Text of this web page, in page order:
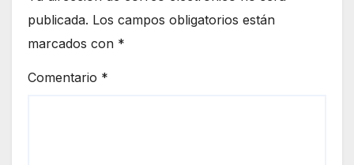
publicada. Los campos obligatorios están
marcados con *
Comentario *